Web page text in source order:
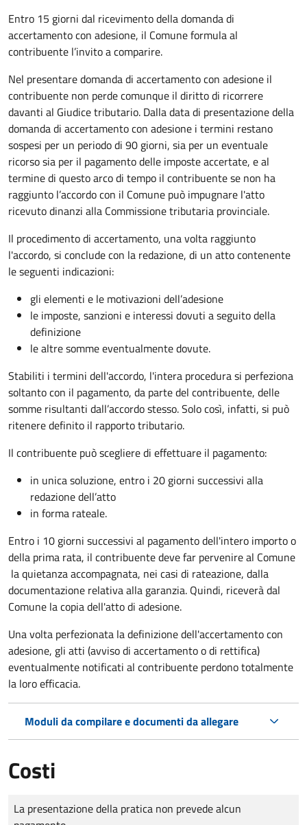
Entro 15 giorni dal ricevimento della domanda di
accertamento con adesione, il Comune formula al
contribuente l’invito a comparire.
Nel presentare domanda di accertamento con adesione il
contribuente non perde comunque il diritto di ricorrere
davanti al Giudice tributario. Dalla data di presentazione della
domanda di accertamento con adesione i termini restano
sospesi per un periodo di 90 giorni, sia per un eventuale
ricorso sia per il pagamento delle imposte accertate, e al
termine di questo arco di tempo il contribuente se non ha
raggiunto l’accordo con il Comune può impugnare l'atto
ricevuto dinanzi alla Commissione tributaria provinciale.
Il procedimento di accertamento, una volta raggiunto
l'accordo, si conclude con la redazione, di un atto contenente
le seguenti indicazioni:
gli elementi e le motivazioni dell’adesione
le imposte, sanzioni e interessi dovuti a seguito della
definizione
le altre somme eventualmente dovute.
Stabiliti i termini dell'accordo, l'intera procedura si perfeziona
soltanto con il pagamento, da parte del contribuente, delle
somme risultanti dall’accordo stesso. Solo così, infatti, si può
ritenere definito il rapporto tributario.
Il contribuente può scegliere di effettuare il pagamento:
in unica soluzione, entro i 20 giorni successivi alla
redazione dell’atto
in forma rateale.
Entro i 10 giorni successivi al pagamento dell'intero importo o
della prima rata, il contribuente deve far pervenire al Comune
la quietanza accompagnata, nei casi di rateazione, dalla
documentazione relativa alla garanzia. Quindi, riceverà dal
Comune la copia dell'atto di adesione.
Una volta perfezionata la definizione dell'accertamento con
adesione, gli atti (avviso di accertamento o di rettifica)
eventualmente notificati al contribuente perdono totalmente
la loro efficacia.
Moduli da compilare e documenti da allegare
Costi
Tipo di pagamento
Importo
La presentazione della pratica non prevede alcun